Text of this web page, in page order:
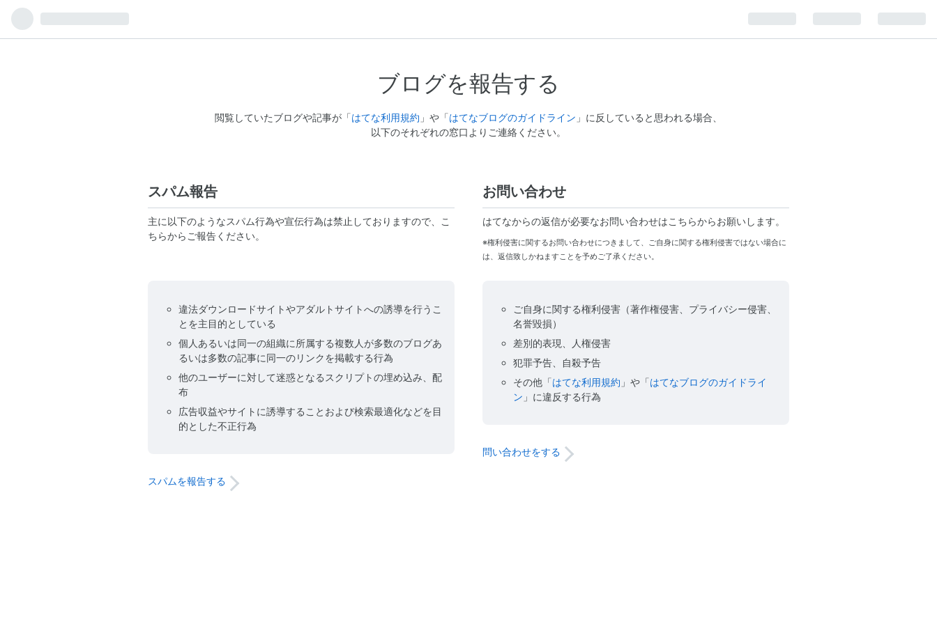
ブログを報告する
閲覧していたブログや記事が「はてな利用規約 」や「はてなブログのガイドライン 」に反していると思われる場合、
以下のそれぞれの窓口よりご連絡ください。
スパム報告
主に以下のようなスパム行為や宣伝行為は禁止しておりますので、こ
ちらからご報告ください。
違法ダウンロードサイトやアダルトサイトへの誘導を行うこ
とを主目的としている
個人あるいは同一の組織に所属する複数人が多数のブログあ
るいは多数の記事に同一のリンクを掲載する行為
他のユーザーに対して迷惑となるスクリプトの埋め込み、配
布
広告収益やサイトに誘導することおよび検索最適化などを目
的とした不正行為
スパムを報告する
お問い合わせ
はてなからの返信が必要なお問い合わせはこちらからお願いします。
※権利侵害に関するお問い合わせにつきまして、ご自身に関する権利侵害ではない場合に
は、返信致しかねますことを予めご了承ください。
ご自身に関する権利侵害（著作権侵害、プライバシー侵害、
名誉毀損）
差別的表現、人権侵害
犯罪予告、自殺予告
その他「はてな利用規約 」や「はてなブログのガイドライ
ン 」に違反する行為
問い合わせをする